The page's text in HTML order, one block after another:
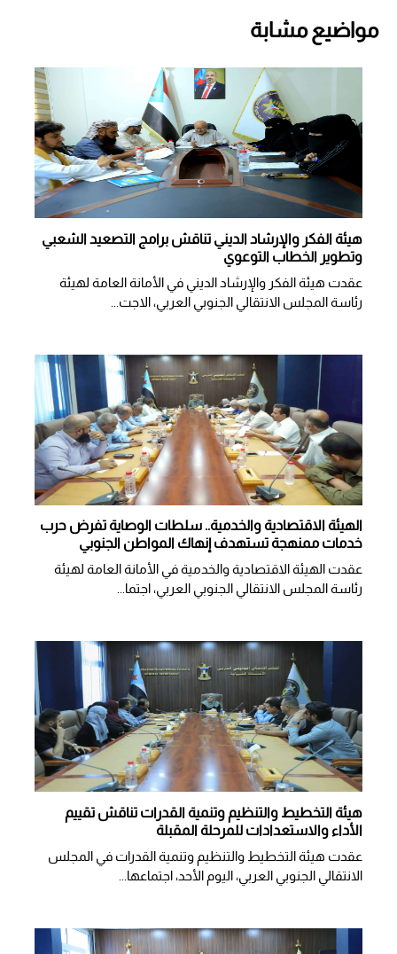
مواضيع مشابة
هيئة الفكر والإرشاد الديني تناقش برامج التصعيد الشعبي
وتطوير الخطاب التوعوي
عقدت هيئة الفكر والإرشاد الديني في الأمانة العامة لهيئة
رئاسة المجلس الانتقالي الجنوبي العربي، الاجت...
الهيئة الاقتصادية والخدمية.. سلطات الوصاية تفرض حرب
خدمات ممنهجة تستهدف إنهاك المواطن الجنوبي
عقدت الهيئة الاقتصادية والخدمية في الأمانة العامة لهيئة
رئاسة المجلس الانتقالي الجنوبي العربي، اجتما...
هيئة التخطيط والتنظيم وتنمية القدرات تناقش تقييم
الأداء والاستعدادات للمرحلة المقبلة
عقدت هيئة التخطيط والتنظيم وتنمية القدرات في المجلس
الانتقالي الجنوبي العربي، اليوم الأحد، اجتماعها...